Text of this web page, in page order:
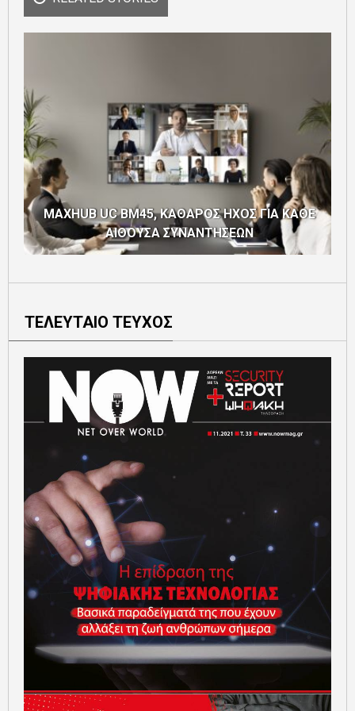
MAXHUB UC BM45, ΚΑΘΑΡΟΣ ΗΧΟΣ ΓΙΑ ΚΑΘΕ
ΑΙΘΟΥΣΑ ΣΥΝΑΝΤΗΣΕΩΝ
ΤΕΛΕΥΤΑΙΟ ΤΕΥΧΟΣ